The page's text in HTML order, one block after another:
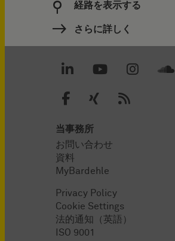
経路を表示する
さらに詳しく
当事務所
お問い合わせ
資料
MyBardehle
Privacy Policy
Cookie Settings
法的通知（英語）
ISO 9001